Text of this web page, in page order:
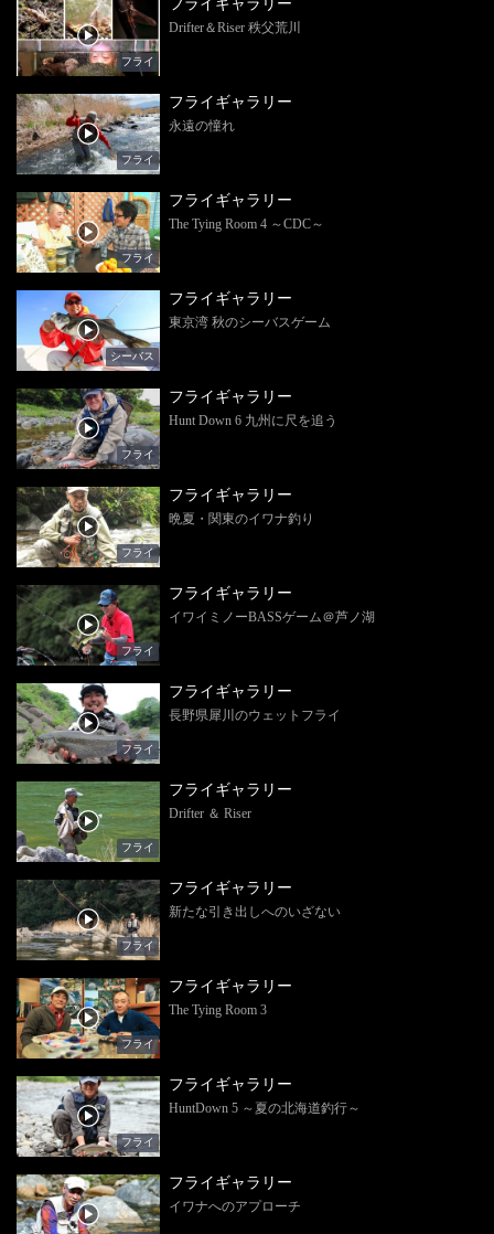
フライ
フライギャラリー
Drifter＆Riser 秩父荒川
フライ
フライギャラリー
永遠の憧れ
フライ
フライギャラリー
The Tying Room 4 ～CDC～
シーバス
フライギャラリー
東京湾 秋のシーバスゲーム
フライ
フライギャラリー
Hunt Down 6 九州に尺を追う
フライ
フライギャラリー
晩夏・関東のイワナ釣り
フライ
フライギャラリー
イワイミノーBASSゲーム＠芦ノ湖
フライ
フライギャラリー
長野県犀川のウェットフライ
フライ
フライギャラリー
Drifter ＆ Riser
フライ
フライギャラリー
新たな引き出しへのいざない
フライ
フライギャラリー
The Tying Room 3
フライ
フライギャラリー
HuntDown 5 ～夏の北海道釣行～
フライギャラリー
イワナへのアプローチ